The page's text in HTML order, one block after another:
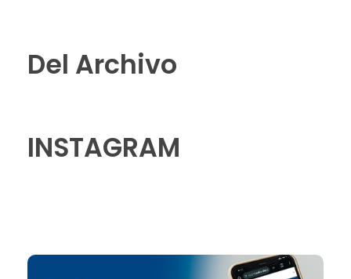
Del Archivo
INSTAGRAM